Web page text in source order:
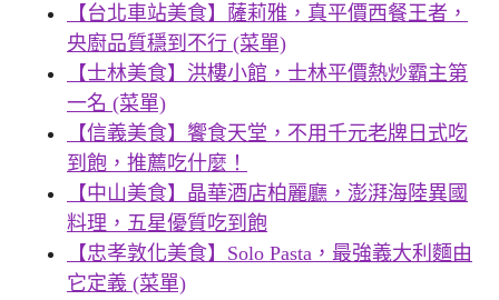
【台北車站美食】薩莉雅，真平價西餐王者，
央廚品質穩到不行 (菜單)
【士林美食】洪樓小館，士林平價熱炒霸主第
一名 (菜單)
【信義美食】饗食天堂，不用千元老牌日式吃
到飽，推薦吃什麼！
【中山美食】晶華酒店柏麗廳，澎湃海陸異國
料理，五星優質吃到飽
【忠孝敦化美食】Solo Pasta，最強義大利麵由
它定義 (菜單)